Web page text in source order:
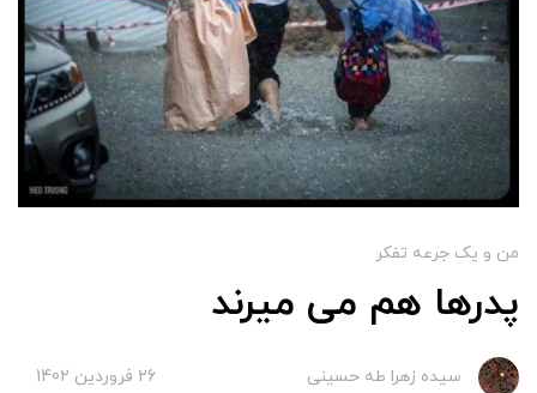
من و یک جرعه تفکر
پدرها هم می میرند
سیده زهرا طه حسینی 26 فروردین 1402